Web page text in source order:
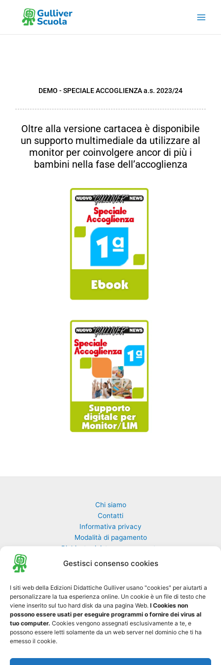
Gestisci consenso cookies
I siti web della Edizioni Didattiche Gulliver usano "cookies" per aiutarti a
personalizzare la tua esperienza online. Un cookie è un file di testo che
viene inserito sul tuo hard disk da una pagina Web. I Cookies non
possono essere usati per eseguire programmi o fornire dei virus al
tuo computer. Cookies vengono assegnati esclusivamente a te, e
possono essere letti solamente da un web server nel dominio che ti ha
emesso il cookie.
contenuto
DEMO - SPECIALE ACCOGLIENZAa.s. 2023/24
Oltre alla versione cartacea è disponibile
un supporto multimediale da utilizzare al
monitor per coinvolgere ancor di più i
bambini nella fase dell’accoglienza
Chi siamo
Contatti
Informativa privacy
Modalità di pagamento
Richiesta rivista non pervenuta
Richiedi una classe di GulliverEdu
Nuovo Gulliver News
Progetto Tre-sei